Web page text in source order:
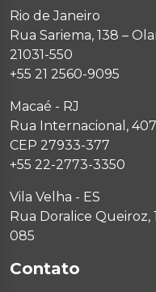
Rio de Janeiro
Rua Sariema, 138 –
21031-550
+55 21 2560-9095
Macaé - RJ
Rua Internacional,
CEP 27933-377
+55 22-2773-3350
Vila Velha - ES
Rua Doralice Queiroz,
085
Contato